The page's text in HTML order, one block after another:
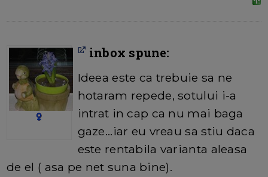
inbox spune:
Ideea este ca trebuie sa ne
hotaram repede, sotului i-a
intrat in cap ca nu mai baga
gaze...iar eu vreau sa stiu daca
este rentabila varianta aleasa
de el ( asa pe net suna bine).